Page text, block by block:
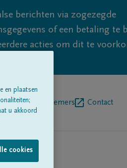
berichten via zogezegde
of een betaling te
acties om dit te
Contact
en plaatsen
u akkoord
cookies